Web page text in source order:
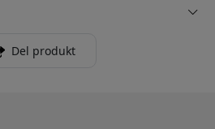
Del produkt